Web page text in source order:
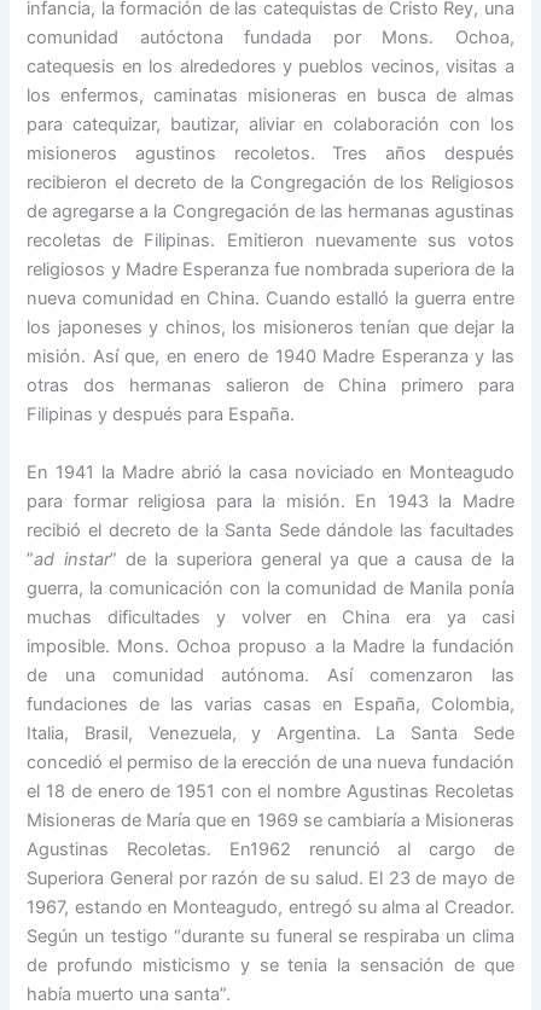
infancia, la formación de las catequistas de Cristo Rey, una
comunidad autóctona fundada por Mons. Ochoa,
catequesis en los alrededores y pueblos vecinos, visitas a
los enfermos, caminatas misioneras en busca de almas
para catequizar, bautizar, aliviar en colaboración con los
misioneros agustinos recoletos. Tres años después
recibieron el decreto de la Congregación de los Religiosos
de agregarse a la Congregación de las hermanas agustinas
recoletas de Filipinas. Emitieron nuevamente sus votos
religiosos y Madre Esperanza fue nombrada superiora de la
nueva comunidad en China. Cuando estalló la guerra entre
los japoneses y chinos, los misioneros tenían que dejar la
misión. Así que, en enero de 1940 Madre Esperanza y las
otras dos hermanas salieron de China primero para
Filipinas y después para España.
En 1941 la Madre abrió la casa noviciado en Monteagudo
para formar religiosa para la misión. En 1943 la Madre
recibió el decreto de la Santa Sede dándole las facultades
”ad instar” de la superiora general ya que a causa de la
guerra, la comunicación con la comunidad de Manila ponía
muchas dificultades y volver en China era ya casi
imposible. Mons. Ochoa propuso a la Madre la fundación
de una comunidad autónoma. Así comenzaron las
fundaciones de las varias casas en España, Colombia,
Italia, Brasil, Venezuela, y Argentina. La Santa Sede
concedió el permiso de la erección de una nueva fundación
el 18 de enero de 1951 con el nombre Agustinas Recoletas
Misioneras de María que en 1969 se cambiaría a Misioneras
Agustinas Recoletas. En1962 renunció al cargo de
Superiora General por razón de su salud. El 23 de mayo de
1967, estando en Monteagudo, entregó su alma al Creador.
Según un testigo “durante su funeral se respiraba un clima
de profundo misticismo y se tenia la sensación de que
había muerto una santa”.